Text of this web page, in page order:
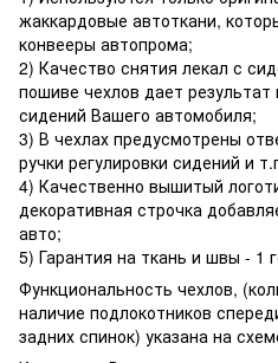
жаккардовые автоткани,
конвееры автопрома;
2) Качество снятия лекал с
пошиве чехлов дает результат
сидений Вашего автомобиля;
3) В чехлах предусмотрены
ручки регулировки сидений и
4) Качественно вышитый
декоративная строчка
авто;
5) Гарантия на ткань и швы - 1
Функциональность чехлов,
наличие подлокотников
задних спинок) указана на